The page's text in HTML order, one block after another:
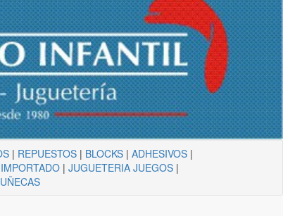
| REPUESTOS | BLOCKS |ADHESIVOS |
| JUGUETERIA JUEGOS|